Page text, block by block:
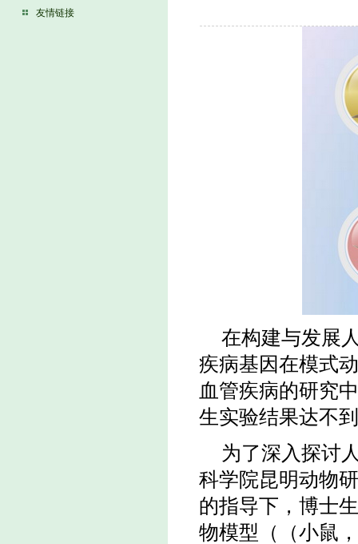
友情链接
在构建与发展
疾病基因在模式
血管疾病的研究
生实验结果达不
为了深入探讨
科学院昆明动物
的指导下，博士
物模型（（小鼠